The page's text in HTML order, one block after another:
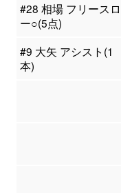
#28 相場 フリースロ
ー○(5点)
#9 大矢 アシスト(1
本)